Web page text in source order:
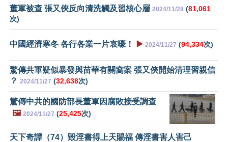
董軍被查 張又俠反向清洗觸及習核心層 2024/11/28 (81,061
次)
中國經濟寒冬 各行各業一片哀嚎！ ▶️ 2024/11/27 (94,334次)
驚傳共軍疑似暴發與苗華有關窩案 張又俠開始清理習親信
？ 2024/11/27 (32,638次)
驚傳中共的國防部長董軍因腐敗接受調查
🖼️ 2024/11/27 (25,425次)
天下奇譚（74）毀淫書得上天賜福 傳淫書害人害己